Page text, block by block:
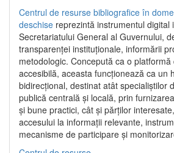
Centrul de resurse bibliografice în
deschise reprezintă instrumentul digital
Secretariatului General al Guvernului,
transparenței instituționale, informării
metodologic. Concepută ca o
accesibilă, aceasta funcționează ca un
bidirecțional, destinat atât specialiștilor
publică centrală și locală, prin
și bune practici, cât și părților
accesului la informații relevante,
mecanisme de participare și